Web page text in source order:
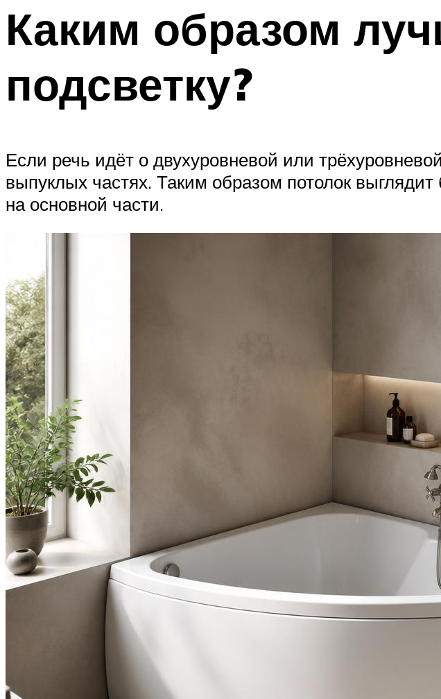
Каким образом
подсветку?
Если речь идёт о двухуровневой или
выпуклых частях. Таким образом потолок
на основной части.